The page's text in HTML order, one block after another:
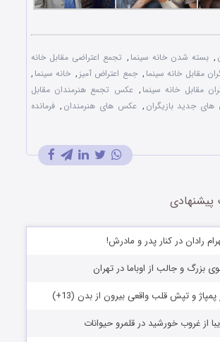
, بسته شدن خانه سینما , تجمع اعتراضی مقابل خانه
مقابل خانه سینما , جمع اعتراض آمیز , خانه سینما ,
مقابل خانه سینما , عکس تجمع هنرمندان مقابل
جدید بازیگران , عکس های هنرمندان , فرمانده
پیشنهادی
رادان در کنار پدر و مادرش!
بزرگ و جالب از اوباما در تهران
و تپش قلب واقعی بیرون از بدن (13+)
از غروب خورشید در قلمرو حیوانات